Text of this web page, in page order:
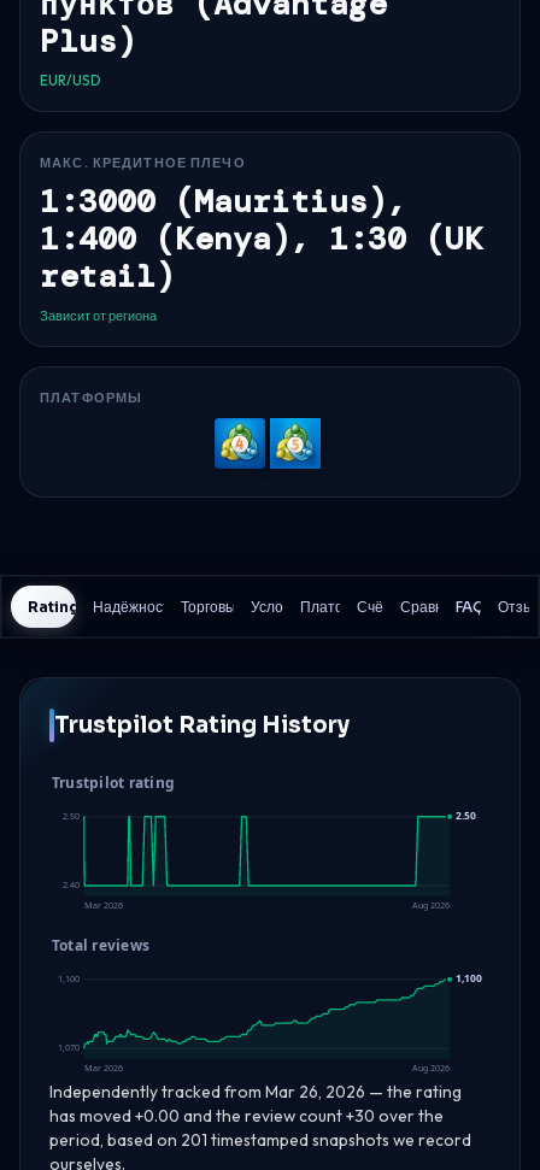
Plus)
EUR/USD
МАКС. КРЕДИТНОЕ ПЛЕЧО
1:3000 (Mauritius),
1:400 (Kenya), 1:30 (UK
retail)
Зависит от региона
ПЛАТФОРМЫ
MetaTrader
4
Rating HistoryНадёжность и безопасность
Торговые издержки
УсловияПлатформы
Счёт Сравнение
FAQ
Trustpilot Rating History
Trustpilot rating
2.50
2.40
2.50
Mar 2026 Aug 2026
Total reviews
1,100
1,070
1,100
Mar 2026 Aug 2026
Independently tracked from Mar 26, 2026 — the rating
has moved +0.00 and the review count +30 over the
period, based on 201 timestamped snapshots we record
ourselves.